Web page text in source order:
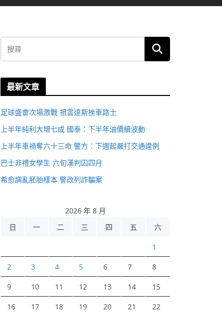
最新文章
足球盛會次場激戰 祖雲達斯挫車路士
上半年純利大增七成 國泰：下半年油價續波動
上半年車禍奪六十三命 警方：下週起嚴打交通違例
巴士非禮女學生 六旬漢判囚四月
希愈調亂胚胎樣本 警改列詐騙案
2026 年 8 月
日
一 二 三 四 五 六
1
2 3 4 5 6 7 8
9 10 11 12 13 14 15
16 17 18 19 20 21 22